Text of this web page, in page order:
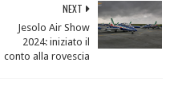
NEXT
Jesolo Air Show
2024: iniziato il
conto alla rovescia